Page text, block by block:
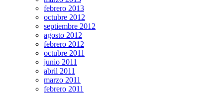
febrero 2013
octubre 2012
septiembre 2012
agosto 2012
febrero 2012
octubre 2011
junio 2011
abril 2011
marzo 2011
febrero 2011